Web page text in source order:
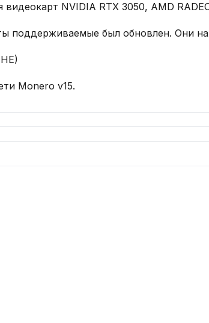
NVIDIA RTX 3050, AMD
поддерживаемые был обновлен. Они
Monero v15.